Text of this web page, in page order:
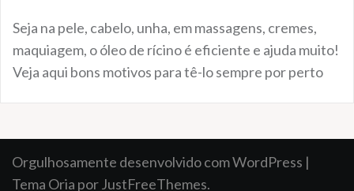
Seja na pele, cabelo, unha, em massagens, cremes,
maquiagem, o óleo de rícino é eficiente e ajuda muito!
Veja aqui bons motivos para tê-lo sempre por perto
Orgulhosamente desenvolvido com WordPress |
Tema Oria por JustFreeThemes.